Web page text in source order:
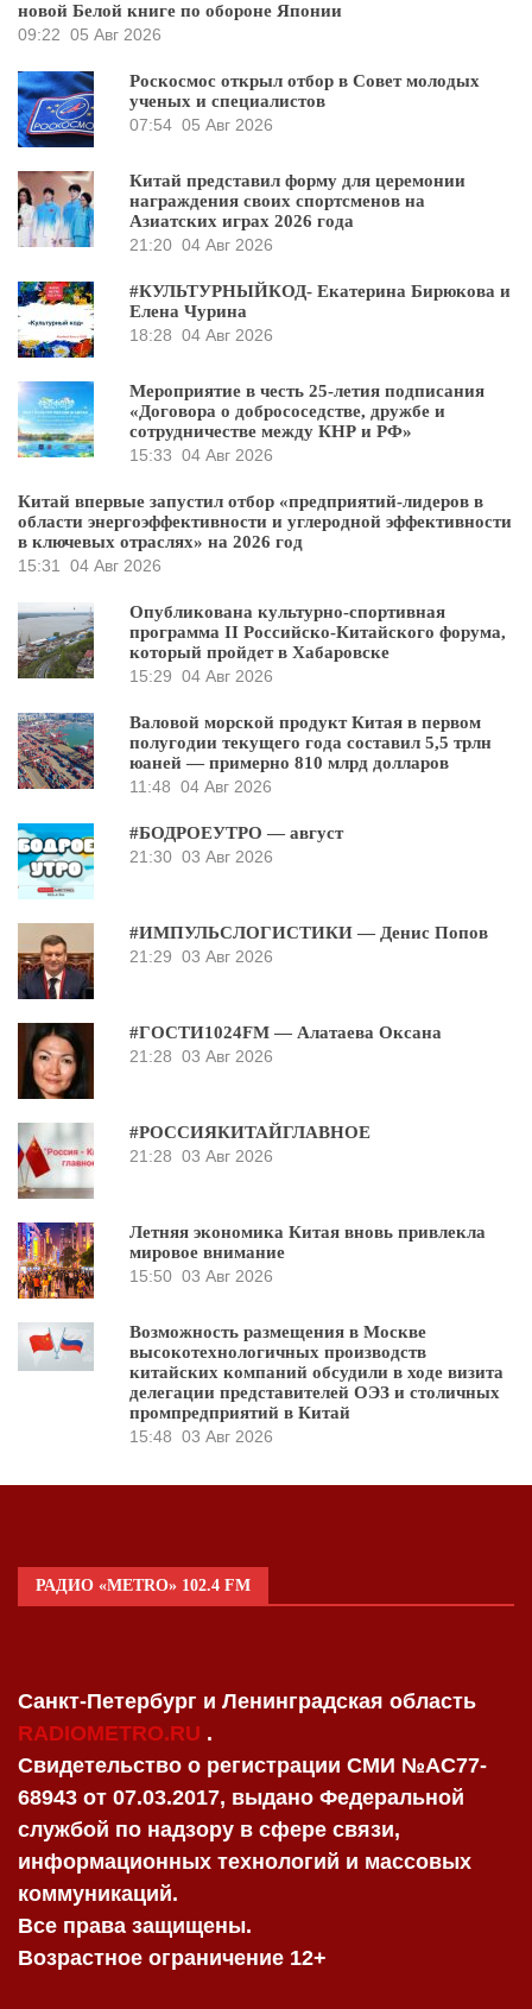
новой Белой книге по обороне Японии
09:22 05 Авг 2026
Роскосмос открыл отбор в Совет молодых
ученых и специалистов
07:54 05 Авг 2026
Китай представил форму для церемонии
награждения своих спортсменов на
Азиатских играх 2026 года
21:20 04 Авг 2026
#КУЛЬТУРНЫЙКОД- Екатерина Бирюкова и
Елена Чурина
18:28 04 Авг 2026
Мероприятие в честь 25-летия подписания
«Договора о добрососедстве, дружбе и
сотрудничестве между КНР и РФ»
15:33 04 Авг 2026
Китай впервые запустил отбор «предприятий-лидеров в
области энергоэффективности и углеродной эффективности
в ключевых отраслях» на 2026 год
15:31 04 Авг 2026
Опубликована культурно-спортивная
программа II Российско-Китайского форума,
который пройдет в Хабаровске
15:29 04 Авг 2026
Валовой морской продукт Китая в первом
полугодии текущего года составил 5,5 трлн
юаней — примерно 810 млрд долларов
11:48 04 Авг 2026
#БОДРОЕУТРО — август
21:30 03 Авг 2026
#ИМПУЛЬСЛОГИСТИКИ — Денис Попов
21:29 03 Авг 2026
#ГОСТИ1024FM — Алатаева Оксана
21:28 03 Авг 2026
#РОССИЯКИТАЙГЛАВНОЕ
21:28 03 Авг 2026
Летняя экономика Китая вновь привлекла
мировое внимание
15:50 03 Авг 2026
Возможность размещения в Москве
высокотехнологичных производств
китайских компаний обсудили в ходе визита
делегации представителей ОЭЗ и столичных
промпредприятий в Китай
15:48 03 Авг 2026
РАДИО «METRO» 102.4 FM
Санкт-Петербург и Ленинградская область
RADIOMETRO.RU .
Свидетельство о регистрации СМИ №AC77-
68943 от 07.03.2017, выдано Федеральной
службой по надзору в сфере связи,
информационных технологий и массовых
коммуникаций.
Все права защищены.
Возрастное ограничение 12+